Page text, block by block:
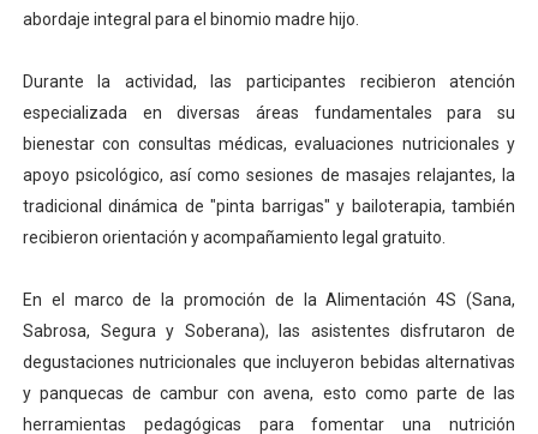
abordaje integral para el binomio madre hijo.
Durante la actividad, las participantes recibieron atención
especializada en diversas áreas fundamentales para su
bienestar con consultas médicas, evaluaciones nutricionales y
apoyo psicológico, así como sesiones de masajes relajantes, la
tradicional dinámica de "pinta barrigas" y bailoterapia, también
recibieron orientación y acompañamiento legal gratuito.
En el marco de la promoción de la Alimentación 4S (Sana,
Sabrosa, Segura y Soberana), las asistentes disfrutaron de
degustaciones nutricionales que incluyeron bebidas alternativas
y panquecas de cambur con avena, esto como parte de las
herramientas pedagógicas para fomentar una nutrición